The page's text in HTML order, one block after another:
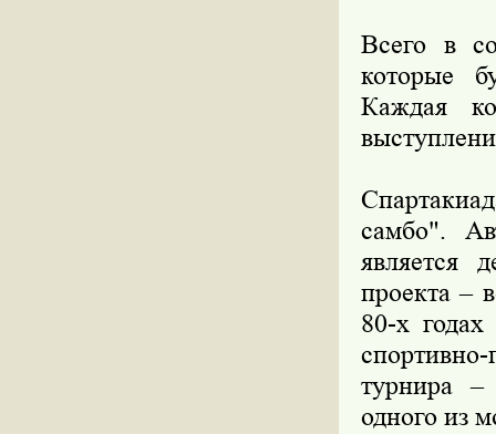
Всего в
которые
Каждая
самбо".
является
проекта –
80-х
турнира
одного из